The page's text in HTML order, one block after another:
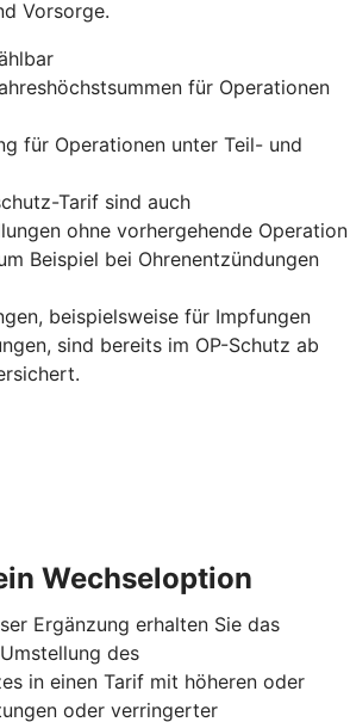
Vorsorge.
für Operationen
für Operationen unter Teil- und
Tarif sind auch
ohne vorhergehende Operation
Beispiel bei Ohrenentzündungen
beispielsweise für Impfungen
sind bereits im OP-Schutz ab
Wechseloption
Ergänzung erhalten Sie das
des
in einen Tarif mit höheren oder
oder verringerter